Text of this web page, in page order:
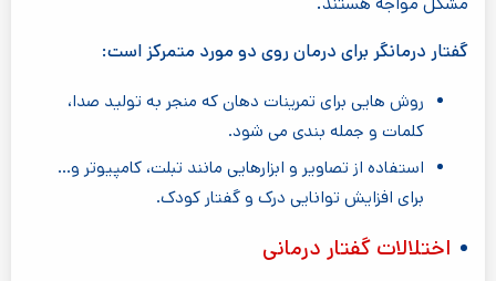
گفتار درمانگر برای درمان روی دو مورد متمرکز است:
روش هایی برای تمرینات دهان که منجر به تولید صدا،
کلمات و جمله بندی می شود.
استفاده از تصاویر و ابزارهایی مانند تبلت، کامپیوتر و...
برای افزایش توانایی درک و گفتار کودک.
اختلالات گفتار درمانی